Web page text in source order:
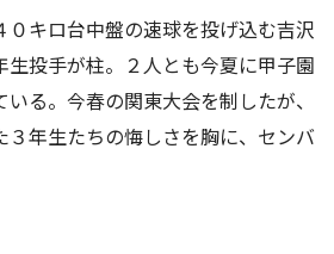
キロ台中盤の速球を投げ込む吉沢
投手が柱。２人とも今夏に甲子園
る。今春の関東大会を制したが、
３年生たちの悔しさを胸に、センバ